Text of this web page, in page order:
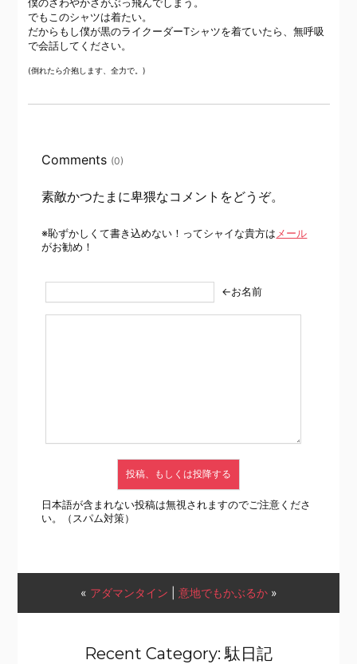
でもこのシャツは着たい。
だからもし僕が黒のライクーダーTシャツを着ていたら、無呼吸
で会話してください。
(倒れたら介抱します、全力で。)
Comments (0)
素敵かつたまに卑猥なコメントをどうぞ。
※恥ずかしくて書き込めない！ってシャイな貴方は メール
がお勧め！
←お名前
日本語が含まれない投稿は無視されますのでご注意くださ
い。（スパム対策）
« アダマンタイン 意地でもかぶるか»
Recent Category: 駄日記